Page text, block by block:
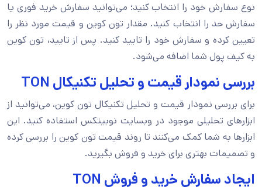
نوع سفارش خود را انتخاب کنید؛ می‌توانید سفارش خرید فوری یا
سفارش حد را انتخاب کنید. مقدار تون کوین و قیمت مورد نظر را
تعیین کرده و سفارش خود را تایید کنید. پس از تایید، تون کوین
به کیف پول شما اضافه می‌شود.
بررسی نمودار قیمت و تحلیل تکنیکال TON
برای بررسی نمودار قیمت و تحلیل تکنیکال تون کوین، می‌توانید از
ابزارهای تحلیلی موجود در وبسایت نوبیتکس استفاده کنید. این
ابزارها به شما کمک می‌کنند تا روند قیمت تون کوین را بررسی کرده
و تصمیمات بهتری برای خرید و فروش بگیرید.
ایجاد سفارش خرید و فروش TON